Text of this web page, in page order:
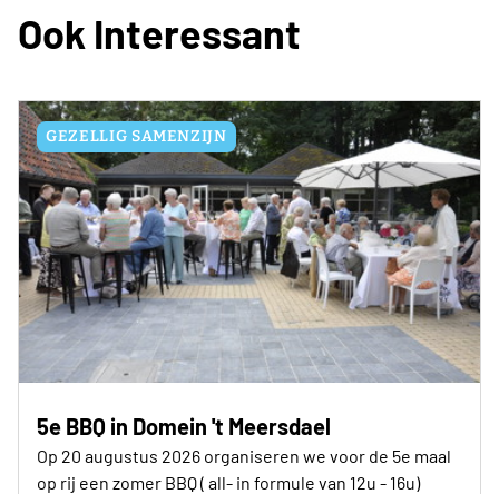
november) ontvangt het clubbestuur de busroute,
Ook Interessant
GEZELLIG SAMENZIJN
5e BBQ in Domein 't Meersdael
Op 20 augustus 2026 organiseren we voor de 5e maal
op rij een zomer BBQ ( all- in formule van 12u - 16u)